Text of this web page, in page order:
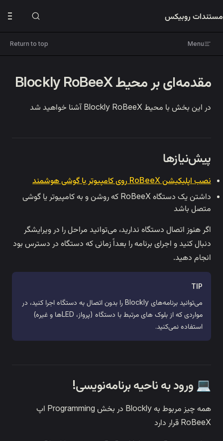
Skip to content
مستندات روبیکس
Menu
Return to top
دفترچه‌های راهنما
ربات پرنده روبیکس
🔌 بردهای توسعه
برنامه‌نویسی
بلاکلی
محیط ویرایشگر بلاکلی
برنامه‌های نمایشی
🔍 مراجع
آردوینو
مقدمه‌ای بر محیط Blockly RoBeeX
در این بخش با محیط Blockly RoBeeX آشنا خواهید شد
پیش‌نیازها
نصب اپلیکیشن RoBeeX روی کامپیوتر یا گوشی هوشمند
داشتن یک دستگاه RoBeeX که روشن و به کامپیوتر یا گوشی
متصل باشد
اگر هنوز اتصال دستگاه ندارید، می‌توانید مراحل را در ویرایشگر
دنبال کنید و اجرای برنامه را بعداً زمانی که دستگاه در دسترس بود
انجام دهید.
TIP
می‌توانید برنامه‌های Blockly را بدون اتصال به دستگاه اجرا کنید، در
مواردی که از بلوک های مرتبط با دستگاه (پرواز، LEDها و غیره)
استفاده نمی‌کنید.
💻 ورود به ناحیه برنامه‌نویسی!
همه چیز مربوط به Blockly در بخش Programming اپ
RoBeeX قرار دارد